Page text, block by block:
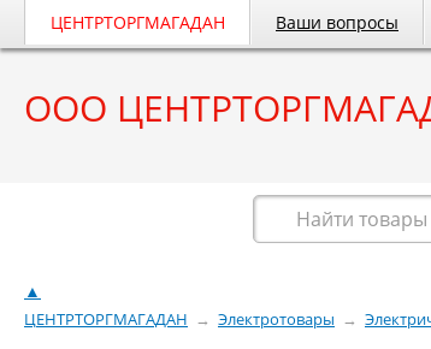
ЦЕНТРТОРГМАГАДАН Ваши вопросы
ООО
▲
ЦЕНТРТОРГМАГАДАН → Электротовары →